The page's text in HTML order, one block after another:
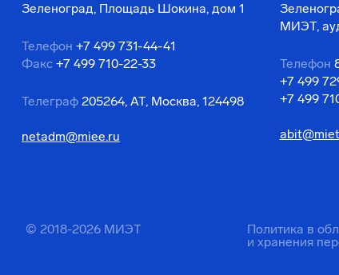
Зеленоград, Площадь Шокина, дом 1
Телефон +7 499 731-44-41
Факс +7 499 710-22-33
Телеграф 205264, АТ, Москва, 124498
netadm@miee.ru
МИЭТ,
Телефон
+7 499
+7 499
© 2018-2026 МИЭТ
Политика в
и хранения